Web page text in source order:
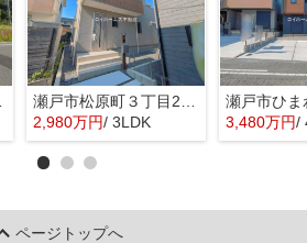
2,980万円/ 3LDK 3,480万円/
ページトップへ